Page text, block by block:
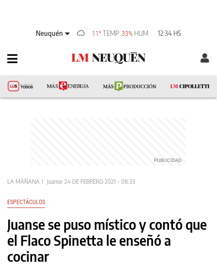
Neuquén 11°TEMP 33% HUM 12:34 HS
LA MAÑANA Juanse 24 DE FEBRERO 2021 - 08:33
ESPECTÁCULOS
Juanse se puso místico y contó que
el Flaco Spinetta le enseñó a
cocinar